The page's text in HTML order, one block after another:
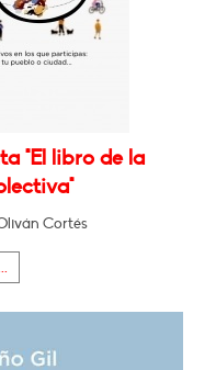
"El libro de la
Cortés